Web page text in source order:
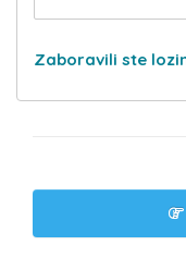
Zaboravili ste